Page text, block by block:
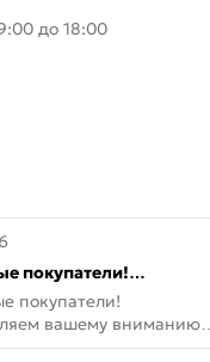
до 18:00
покупатели!
вашему вниманию
Armadillo!
покупатели!
вашему вниманию
Armadillo! Новая